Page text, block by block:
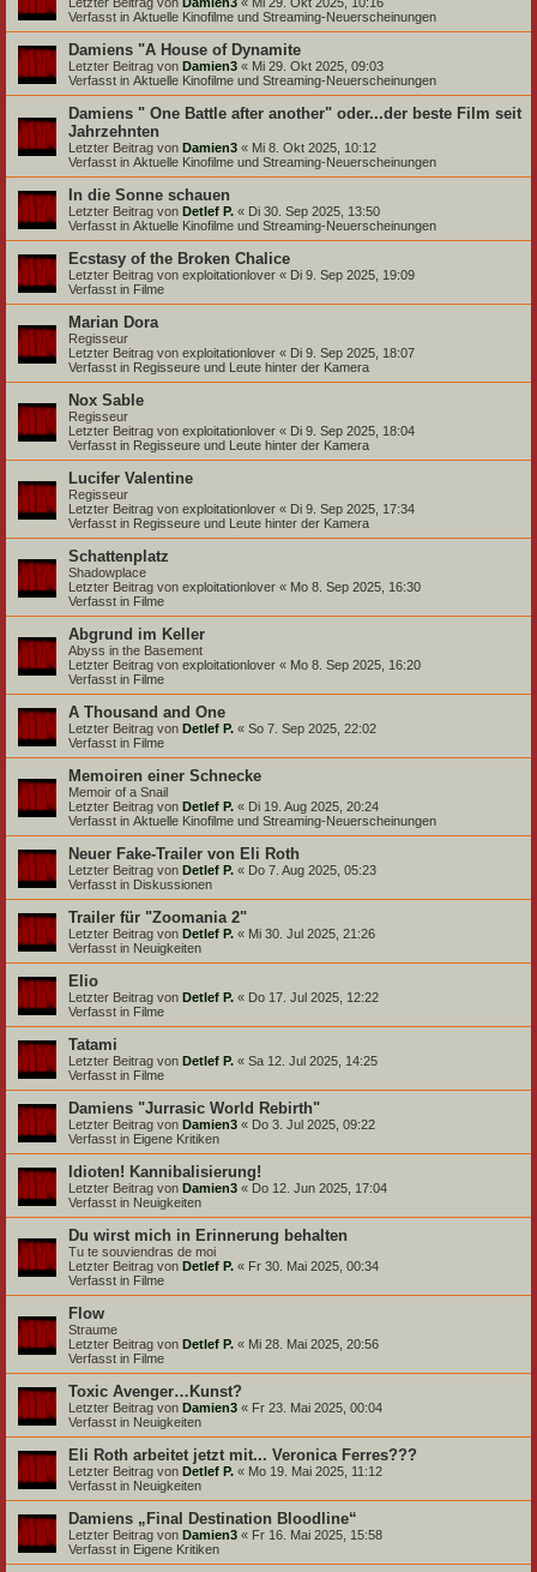
Verfasst in Aktuelle Kinofilme und Streaming-Neuerscheinungen
Damiens "A House of Dynamite
Letzter Beitrag von Damien3 « Mi 29. Okt 2025, 09:03
Verfasst in Aktuelle Kinofilme und Streaming-Neuerscheinungen
Damiens " One Battle after another" oder...der beste Film seit
Jahrzehnten
Letzter Beitrag von Damien3 « Mi 8. Okt 2025, 10:12
Verfasst in Aktuelle Kinofilme und Streaming-Neuerscheinungen
In die Sonne schauen
Letzter Beitrag von Detlef P. « Di 30. Sep 2025, 13:50
Verfasst in Aktuelle Kinofilme und Streaming-Neuerscheinungen
Ecstasy of the Broken Chalice
Letzter Beitrag von exploitationlover « Di 9. Sep 2025, 19:09
Verfasst in Filme
Marian Dora
Regisseur
Letzter Beitrag von exploitationlover « Di 9. Sep 2025, 18:07
Verfasst in Regisseure und Leute hinter der Kamera
Nox Sable
Regisseur
Letzter Beitrag von exploitationlover « Di 9. Sep 2025, 18:04
Verfasst in Regisseure und Leute hinter der Kamera
Lucifer Valentine
Regisseur
Letzter Beitrag von exploitationlover « Di 9. Sep 2025, 17:34
Verfasst in Regisseure und Leute hinter der Kamera
Schattenplatz
Shadowplace
Letzter Beitrag von exploitationlover « Mo 8. Sep 2025, 16:30
Verfasst in Filme
Abgrund im Keller
Abyss in the Basement
Letzter Beitrag von exploitationlover « Mo 8. Sep 2025, 16:20
Verfasst in Filme
A Thousand and One
Letzter Beitrag von Detlef P. « So 7. Sep 2025, 22:02
Verfasst in Filme
Memoiren einer Schnecke
Memoir of a Snail
Letzter Beitrag von Detlef P. « Di 19. Aug 2025, 20:24
Verfasst in Aktuelle Kinofilme und Streaming-Neuerscheinungen
Neuer Fake-Trailer von Eli Roth
Letzter Beitrag von Detlef P. « Do 7. Aug 2025, 05:23
Verfasst in Diskussionen
Trailer für "Zoomania 2"
Letzter Beitrag von Detlef P. « Mi 30. Jul 2025, 21:26
Verfasst in Neuigkeiten
Elio
Letzter Beitrag von Detlef P. « Do 17. Jul 2025, 12:22
Verfasst in Filme
Tatami
Letzter Beitrag von Detlef P. « Sa 12. Jul 2025, 14:25
Verfasst in Filme
Damiens "Jurrasic World Rebirth"
Letzter Beitrag von Damien3 « Do 3. Jul 2025, 09:22
Verfasst in Eigene Kritiken
Idioten! Kannibalisierung!
Letzter Beitrag von Damien3 « Do 12. Jun 2025, 17:04
Verfasst in Neuigkeiten
Du wirst mich in Erinnerung behalten
Tu te souviendras de moi
Letzter Beitrag von Detlef P. « Fr 30. Mai 2025, 00:34
Verfasst in Filme
Flow
Straume
Letzter Beitrag von Detlef P. « Mi 28. Mai 2025, 20:56
Verfasst in Filme
Toxic Avenger…Kunst?
Letzter Beitrag von Damien3 « Fr 23. Mai 2025, 00:04
Verfasst in Neuigkeiten
Eli Roth arbeitet jetzt mit... Veronica Ferres???
Letzter Beitrag von Detlef P. « Mo 19. Mai 2025, 11:12
Verfasst in Neuigkeiten
Damiens „Final Destination Bloodline“
Letzter Beitrag von Damien3 « Fr 16. Mai 2025, 15:58
Verfasst in Eigene Kritiken